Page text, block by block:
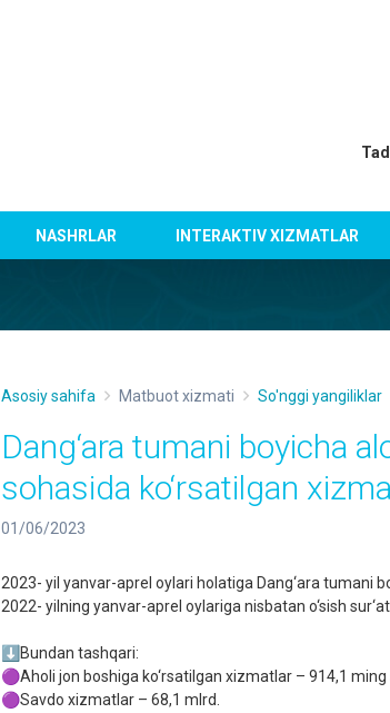
NASHRLAR INTERAKTIV XIZMATLAR
Asosiy sahifa Matbuot xizmati So'nggi yangiliklar
Dang‘ara tumani boyicha
sohasida ko‘rsatilgan
01/06/2023
2023- yil yanvar-aprel oylari holatiga Dang‘ara tumani
2022- yilning yanvar-aprel oylariga nisbatan o‘sish
⬇️Bundan tashqari:
🟣Aholi jon boshiga ko‘rsatilgan xizmatlar – 914,1 ming
🟣Savdo xizmatlar – 68,1 mlrd.